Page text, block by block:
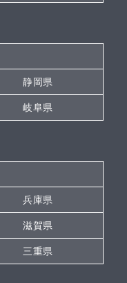
静岡県
岐阜県
兵庫県
滋賀県
三重県